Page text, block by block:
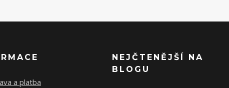
a platba
NEJČTENĚJŠÍ NA
BLOGU